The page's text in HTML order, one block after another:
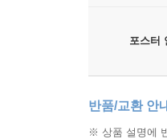
포스터
반품/교환 안
※ 상품 설명에